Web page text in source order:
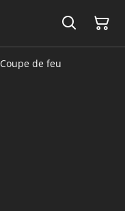
Coupe de feu